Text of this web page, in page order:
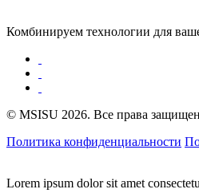
Комбинируем технологии для
© MSISU 2026. Все права
Политика конфиденциальности
Lorem ipsum dolor sit amet